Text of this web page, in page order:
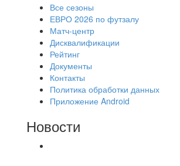
Все сезоны
ЕВРО 2026 по футзалу
Матч-центр
Дисквалификации
Рейтинг
Документы
Контакты
Политика обработки данных
Приложение Android
Новости